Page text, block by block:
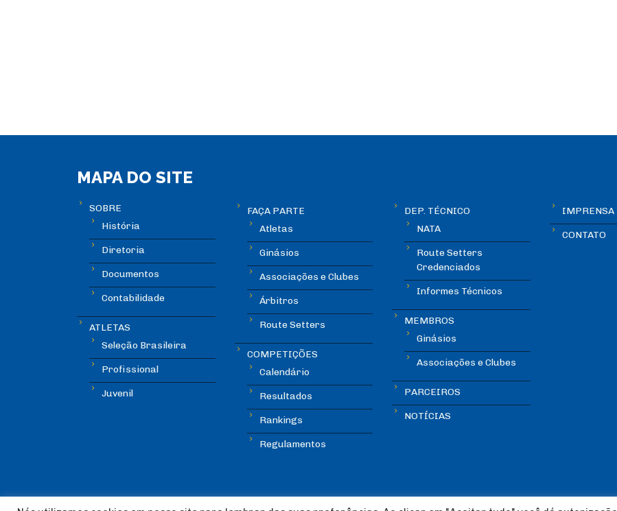
MAPA DO SITE
SOBRE
História
Diretoria
Documentos
Contabilidade
ATLETAS
Seleção Brasileira
Profissional
Juvenil
FAÇA PARTE
Atletas
Ginásios
Associações e Clubes
Árbitros
Route Setters
COMPETIÇÕES
Calendário
Resultados
Rankings
Regulamentos
DEP. TÉCNICO
NATA
Route Setters
Credenciados
Informes Técnicos
MEMBROS
Ginásios
Associações e Clubes
PARCEIROS
NOTÍCIAS
IMPRENSA
CONTATO